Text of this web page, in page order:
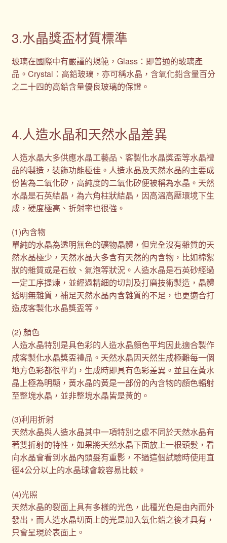
3.水晶獎盃材質標準
玻璃在國際中有嚴謹的規範，Glass：即普通的玻璃產
品。Crystal：高鉛玻璃，亦可稱水晶，含氧化鉛含量百分
之二十四的高鉛含量優良玻璃的保證。
4.人造水晶和天然水晶差異
人造水晶大多供應水晶工藝品、客製化水晶獎盃等水晶禮
品的製造，裝飾功能極佳。人造水晶及天然水晶的主要成
份皆為二氧化矽，高純度的二氧化矽便被稱為水晶。天然
水晶是石英結晶，為六角柱狀結晶，因高溫高壓環境下生
成，硬度極高、折射率也很強。
(1)內含物
單純的水晶為透明無色的礦物晶體，但完全沒有雜質的天
然水晶極少，天然水晶大多含有天然的內含物，比如棉絮
狀的雜質或是石紋、氣泡等狀況。人造水晶是石英砂經過
一定工序提煉，並經過精細的切割及打磨技術製造，晶體
透明無雜質，補足天然水晶內含雜質的不足，也更適合打
造成客製化水晶獎盃等。
(2) 顏色
人造水晶特別是具色彩的人造水晶顏色平均因此適合製作
成客製化水晶獎盃禮品。天然水晶因天然生成極難每一個
地方色彩都很平均，生成時即具有色彩差異。並且在黃水
晶上極為明顯，黃水晶的黃是一部份的內含物的顏色輻射
至整塊水晶，並非整塊水晶皆是黃的。
(3)利用折射
天然水晶與人造水晶其中一項特別之處不同於天然水晶有
著雙折射的特性，如果將天然水晶下面放上一根頭髮，看
向水晶會看到水晶內頭髮有重影，不過這個試驗時使用直
徑4公分以上的水晶球會較容易比較。
(4)光照
天然水晶的裂面上具有多樣的光色，此種光色是由內而外
發出，而人造水晶切面上的光是加入氧化鉛之後才具有，
只會呈現於表面上。